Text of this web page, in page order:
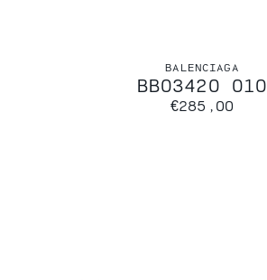
BALENCIAGA
BB0342O 010
€285,00